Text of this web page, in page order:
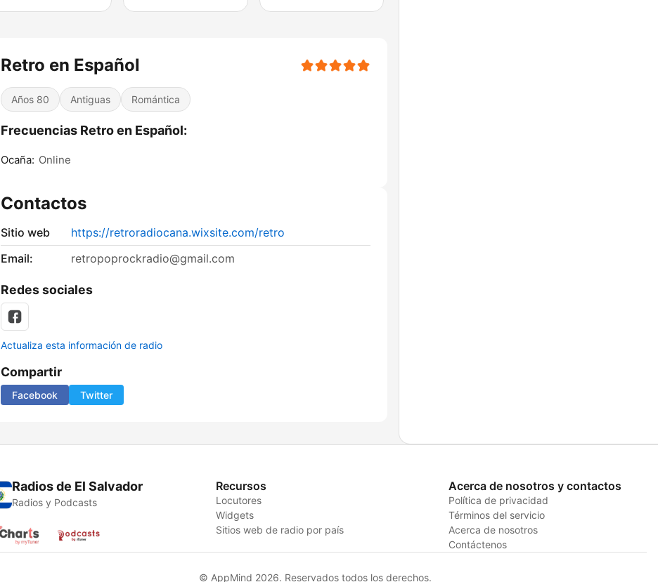
Retro en Español
Años 80 Antiguas Romántica
Frecuencias Retro en Español:
Ocaña: Online
Contactos
Sitio web
https://retroradiocana.wixsite.com/retro
Email:
retropoprockradio@gmail.com
Redes sociales
Actualiza esta información de radio
Compartir
Facebook Twitter
Radios de El Salvador
Radios y Podcasts
Recursos
Locutores
Widgets
Sitios web de radio por país
Acerca de nosotros y contactos
Política de privacidad
Términos del servicio
Acerca de nosotros
Contáctenos
© AppMind 2026. Reservados todos los derechos.